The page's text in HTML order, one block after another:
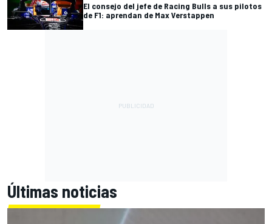
El consejo del jefe de Racing Bulls a sus pilotos
de F1: aprendan de Max Verstappen
Últimas noticias